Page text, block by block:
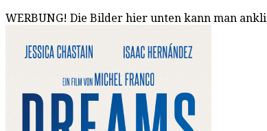
WERBUNG! Die Bilder hier unten kann man